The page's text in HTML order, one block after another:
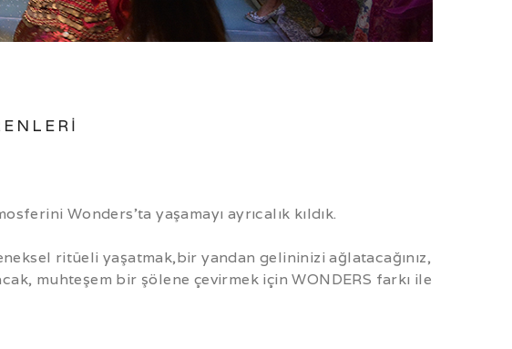
Wonders’ta yaşamayı ayrıcalık kıldık.
ritüeli yaşatmak,bir yandan gelininizi ağlatacağınız,
muhteşem bir şölene çevirmek için WONDERS farkı ile